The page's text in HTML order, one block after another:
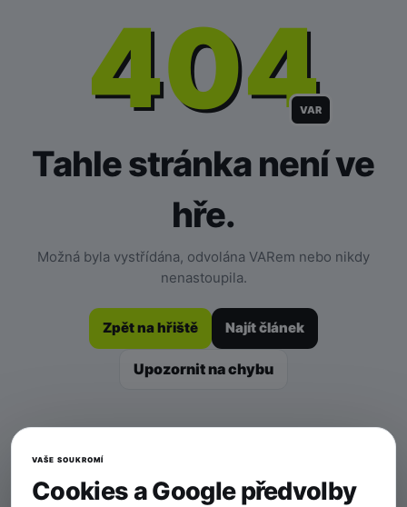
404
VAR
Tahle stránka není ve
hře.
Možná byla vystřídána, odvolána VARem nebo nikdy
nenastoupila.
Zpět na hřiště Najít článek
Upozornit na chybu
VAŠE SOUKROMÍ
Cookies a Google předvolby